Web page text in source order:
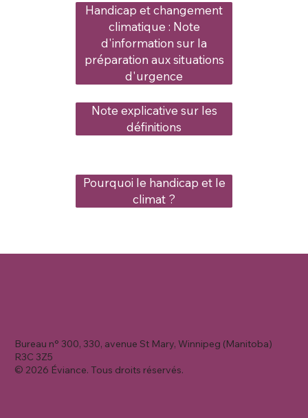
Handicap et changement
climatique : Note
d'information sur la
préparation aux situations
d'urgence
Note explicative sur les
définitions
Pourquoi le handicap et le
climat ?
Bureau n° 300, 330, avenue St Mary, Winnipeg (Manitoba)
R3C 3Z5
© 2026 Éviance. Tous droits réservés.